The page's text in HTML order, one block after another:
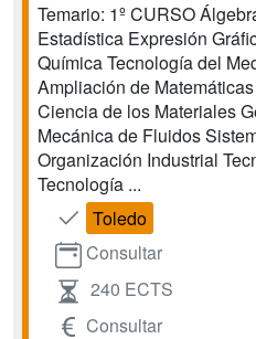
Temario: 1º CURSO
Estadística Expresión
Química Tecnología del
Ampliación de
Ciencia de los Materiales
Mecánica de Fluidos
Organización Industrial
Tecnología ...
Toledo
Consultar
240 ECTS
Consultar